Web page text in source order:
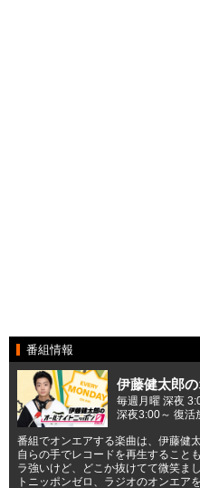
番組情報
伊藤健太郎
毎週月曜 深夜
深夜3:00～ 復活
番組でオンエアする楽曲は、伊藤健
自らの手でレコードを再生すること
ラ強いけど、どこか抜けてて微笑ま
トニッポンゼロ、ラジオのオンエア